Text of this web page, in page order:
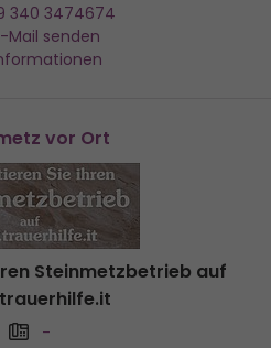
340 3474674
Mail senden
vor Ort
Steinmetzbetrieb auf
-